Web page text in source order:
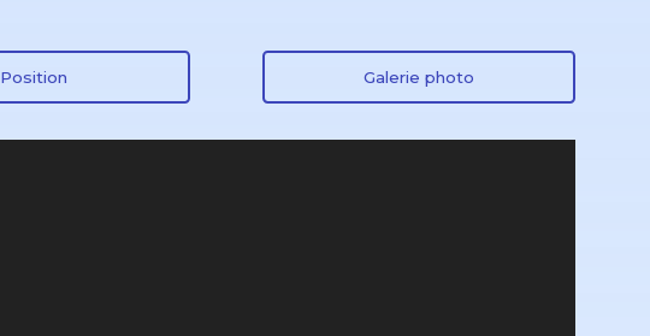
Position Galerie photo